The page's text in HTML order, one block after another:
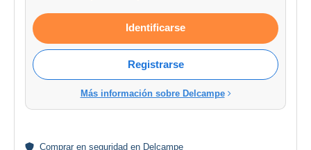
Identificarse
Registrarse
Más información sobre Delcampe
Comprar en seguridad en Delcampe